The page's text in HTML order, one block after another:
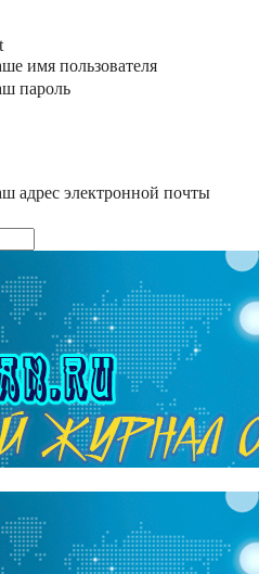
имя пользователя
пароль
адрес электронной почты